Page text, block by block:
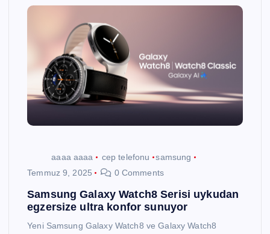
aaaa aaaa cep telefonu
samsung
Temmuz 9, 2025
0 Comments
Samsung Galaxy Watch8 Serisi uykudan
egzersize ultra konfor sunuyor
Yeni Samsung Galaxy Watch8 ve Galaxy Watch8